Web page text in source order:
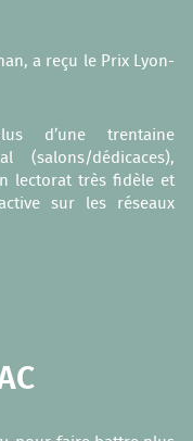
a reçu le Prix Lyon-
d’une trentaine
(salons/dédicaces),
lectorat très fidèle et
sur les réseaux